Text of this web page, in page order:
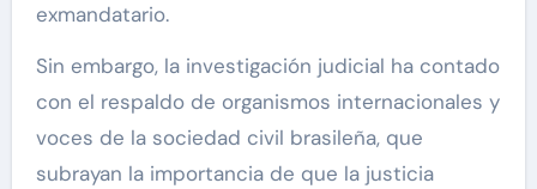
exmandatario.
Sin embargo, la investigación judicial ha contado
con el respaldo de organismos internacionales y
voces de la sociedad civil brasileña, que
subrayan la importancia de que la justicia